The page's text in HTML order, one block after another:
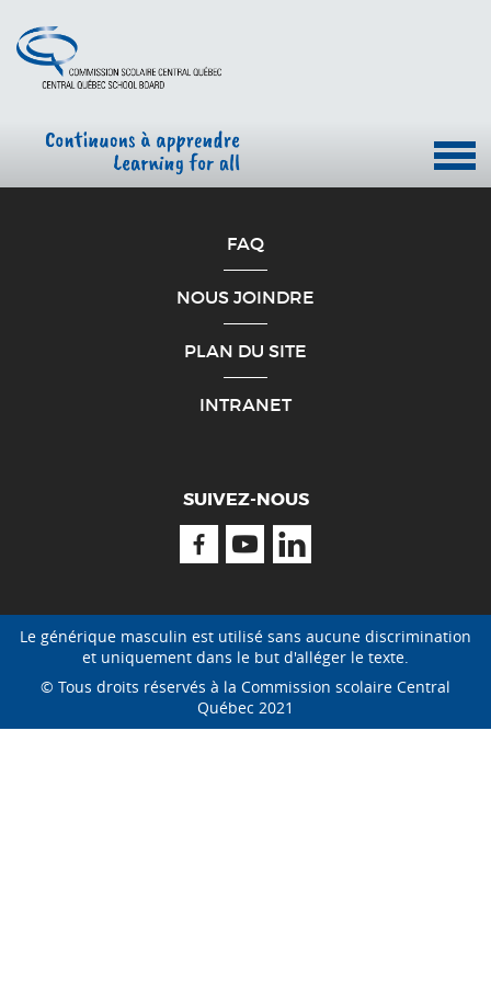
FAQ
NOUS JOINDRE
PLAN DU SITE
INTRANET
SUIVEZ-NOUS
FacebookYoutubeLinkedin
Le générique masculin est utilisé sans aucune discrimination
et uniquement dans le but d'alléger le texte.
© Tous droits réservés à la Commission scolaire Central
Québec 2021